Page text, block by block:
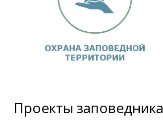
ОХРАНА ЗАПОВЕДНОЙ
ТЕРРИТОРИИ
Проекты заповедника